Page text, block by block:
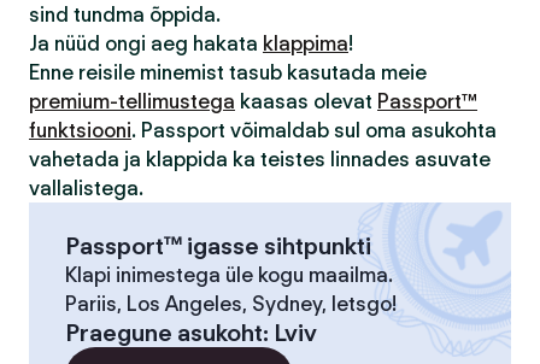
sind tundma õppida.
Ja nüüd ongi aeg hakata klappima!
Enne reisile minemist tasub kasutada meie
premium-tellimustega kaasas olevat Passport™
funktsiooni. Passport võimaldab sul oma asukohta
vahetada ja klappida ka teistes linnades asuvate
vallalistega.
Passport™ igasse sihtpunkti
Klapi inimestega üle kogu maailma.
Pariis, Los Angeles, Sydney, letsgo!
Praegune asukoht: Lviv